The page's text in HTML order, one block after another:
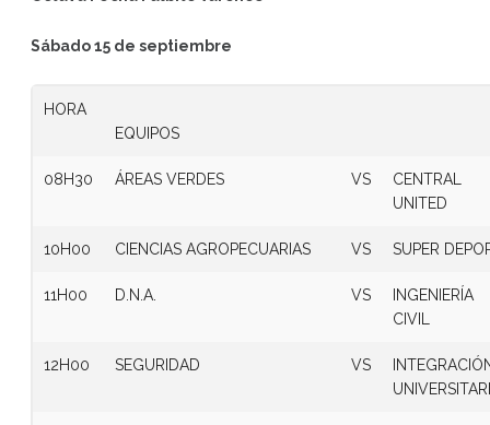
Sábado 15 de septiembre
HORA
EQUIPOS
08H30 ÁREAS VERDES VS
CENTRAL
UNITED
10H00 CIENCIAS AGROPECUARIAS VS SUPER
11H00 D.N.A. VS
INGENIERÍA
CIVIL
12H00 SEGURIDAD VS